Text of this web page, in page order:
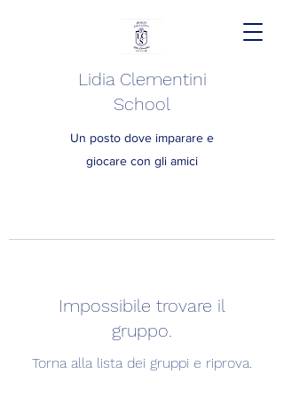
Lidia Clementini
School
Un posto dove imparare e
giocare con gli amici
Impossibile trovare il
gruppo.
Torna alla lista dei gruppi e riprova.